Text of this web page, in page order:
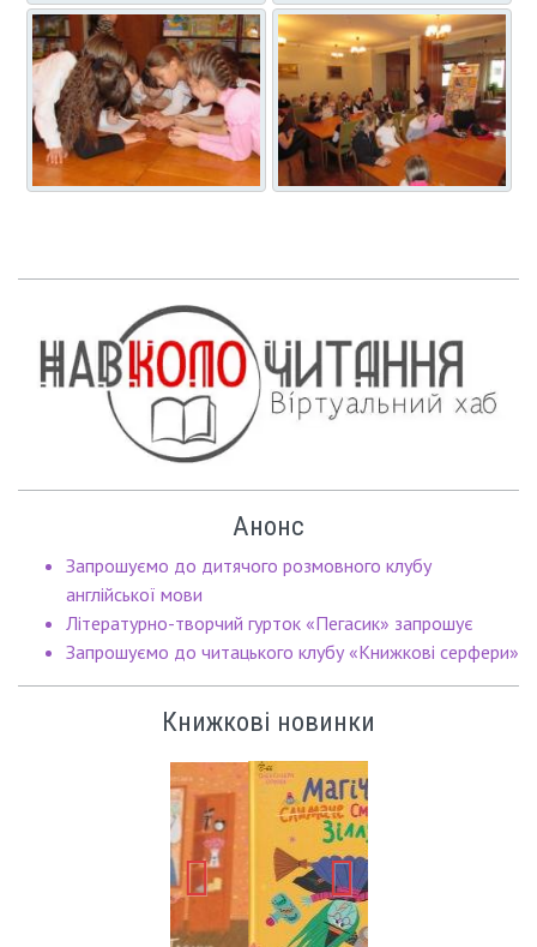
Анонс
Запрошуємо до дитячого розмовного клубу
англійської мови
Літературно-творчий гурток «Пегасик» запрошує
Запрошуємо до читацького клубу «Книжкові серфери»
Книжкові новинки